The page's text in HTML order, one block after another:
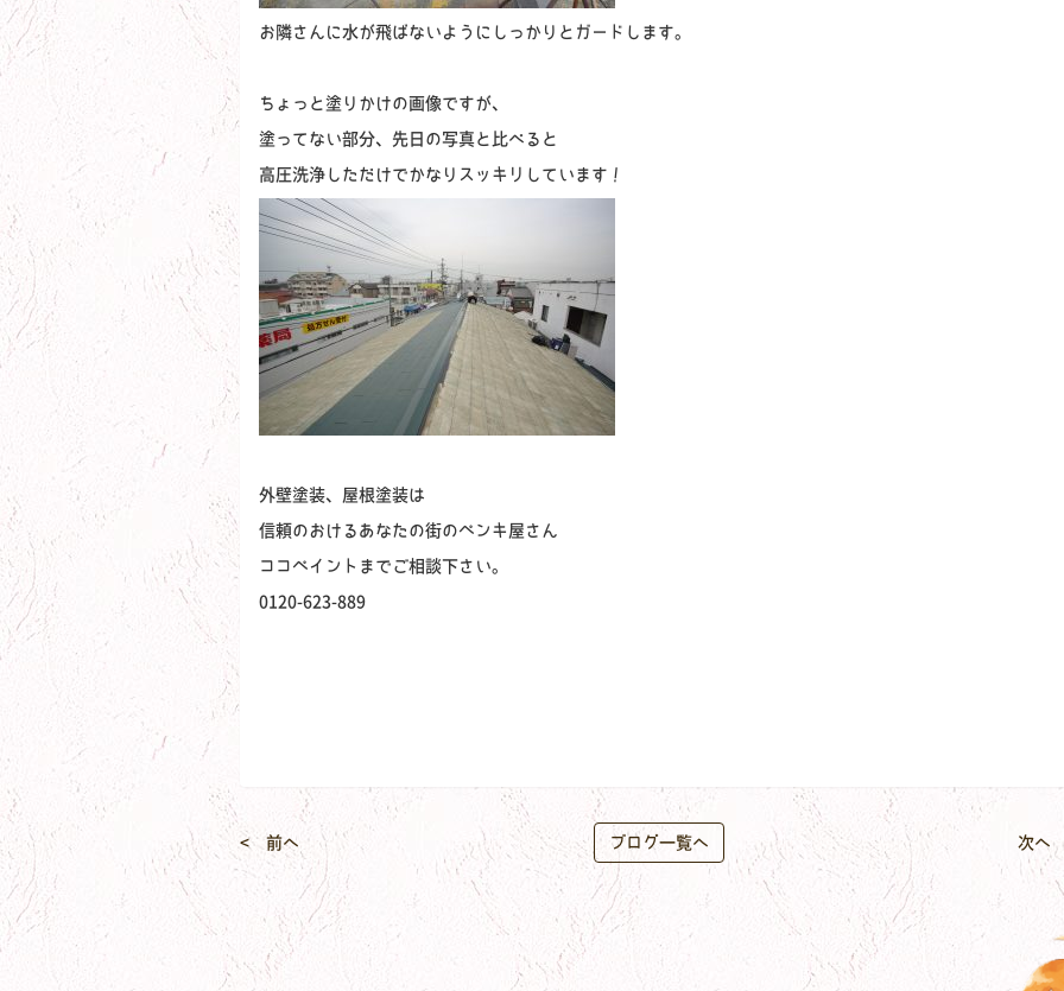
お隣さんに水が飛ばないようにしっかりとガードします。
ちょっと塗りかけの画像ですが、
塗ってない部分、先日の写真と比べると
高圧洗浄しただけでかなりスッキリしています！
外壁塗装、屋根塗装は
信頼のおけるあなたの街のペンキ屋さん
ココペイントまでご相談下さい。
0120-623-889
< 前へ ブログ一覧へ 次へ